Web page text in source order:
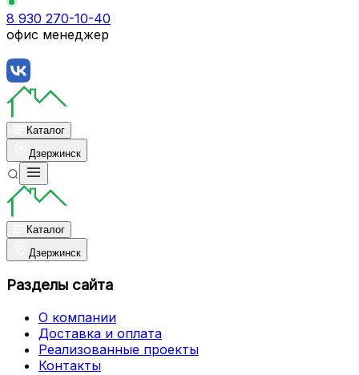
8 930 270-10-40
офис менеджер
Каталог
Дзержинск
Каталог
Дзержинск
Разделы сайта
О компании
Доставка и оплата
Реализованные проекты
Контакты